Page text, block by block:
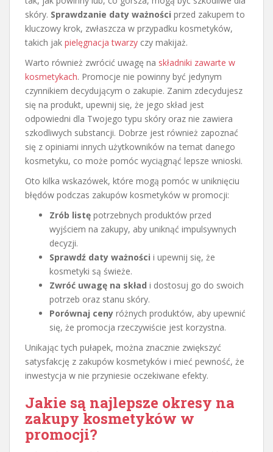
skóry. Sprawdzanie daty ważności przed zakupem to
kluczowy krok, zwłaszcza w przypadku kosmetyków,
takich jak pielęgnacja twarzy czy makijaż.
Warto również zwrócić uwagę na składniki zawarte w
kosmetykach. Promocje nie powinny być jedynym
czynnikiem decydującym o zakupie. Zanim zdecydujesz
się na produkt, upewnij się, że jego skład jest
odpowiedni dla Twojego typu skóry oraz nie zawiera
szkodliwych substancji. Dobrze jest również zapoznać
się z opiniami innych użytkowników na temat danego
kosmetyku, co może pomóc wyciągnąć lepsze wnioski.
Oto kilka wskazówek, które mogą pomóc w uniknięciu
błędów podczas zakupów kosmetyków w promocji:
Zrób listę potrzebnych produktów przed
wyjściem na zakupy, aby uniknąć impulsywnych
decyzji.
Sprawdź daty ważności i upewnij się, że
kosmetyki są świeże.
Zwróć uwagę na skład i dostosuj go do swoich
potrzeb oraz stanu skóry.
Porównaj ceny różnych produktów, aby upewnić
się, że promocja rzeczywiście jest korzystna.
Unikając tych pułapek, można znacznie zwiększyć
satysfakcję z zakupów kosmetyków i mieć pewność, że
inwestycja w nie przyniesie oczekiwane efekty.
Jakie są najlepsze okresy na
zakupy kosmetyków w
promocji?